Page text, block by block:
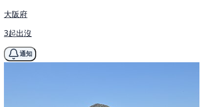
大阪府
3起出沒
通知